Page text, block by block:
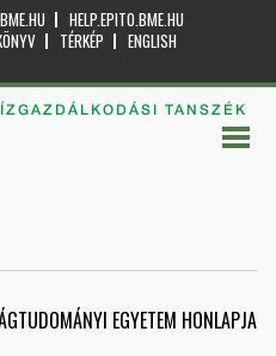
HELP.EPITO.BME.HU
TÉRKÉP
ENGLISH
TANSZÉK
EGYETEM HONLAPJA